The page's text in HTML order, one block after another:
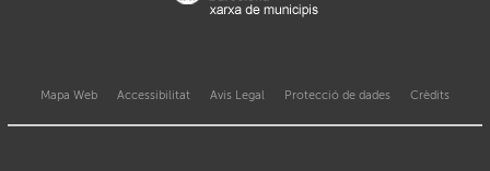
Mapa Web Accessibilitat Avis Legal Protecció de dades Crèdits